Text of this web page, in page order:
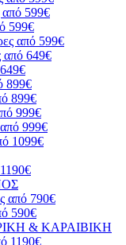
από 599€
599€
από 599€
από 649€
899€
899€
999€
999€
1099€
από 790€
590€
& ΚΑΡΑΙΒΙΚΗ
1190€